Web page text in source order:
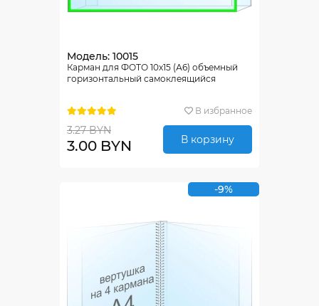
Модель: 10015
Карман для ФОТО 10х15 (А6) объемный
горизонтальный самоклеящийся
В избранное
3.27 BYN
3.00 BYN В корзину
-9%